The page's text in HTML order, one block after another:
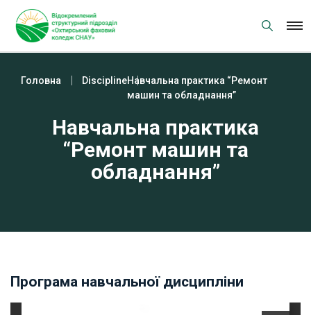
content
Головна DisciplineНавчальна практика “Ремонт
машин та обладнання”
Навчальна практика
“Ремонт машин та
обладнання”
Програма навчальної дисципліни